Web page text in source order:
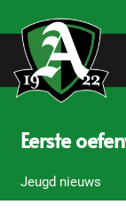
Eerste
Jeugd nieuws